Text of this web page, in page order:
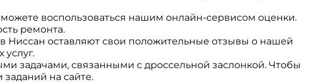
воспользоваться нашим онлайн-сервисом оценки.
ремонта.
Ниссан оставляют свои положительные отзывы о нашей
задачами, связанными с дроссельной заслонкой. Чтобы
на сайте.